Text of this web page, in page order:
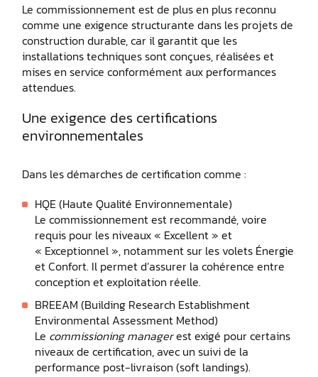
Le commissionnement est de plus en plus reconnu
comme une exigence structurante dans les projets de
construction durable, car il garantit que les
installations techniques sont conçues, réalisées et
mises en service conformément aux performances
attendues.
Une exigence des certifications
environnementales
Dans les démarches de certification comme :
HQE (Haute Qualité Environnementale)
Le commissionnement est recommandé, voire
requis pour les niveaux « Excellent » et
« Exceptionnel », notamment sur les volets Énergie
et Confort. Il permet d’assurer la cohérence entre
conception et exploitation réelle.
BREEAM (Building Research Establishment
Environmental Assessment Method)
Le commissioning managerest exigé pour certains
niveaux de certification, avec un suivi de la
performance post-livraison (soft landings).